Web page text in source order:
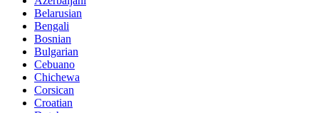
Belarusian
Bengali
Bosnian
Bulgarian
Cebuano
Chichewa
Corsican
Croatian